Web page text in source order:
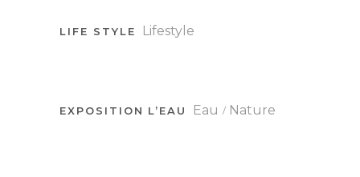
LIFE STYLE Lifestyle
EXPOSITION L’EAU Eau Nature